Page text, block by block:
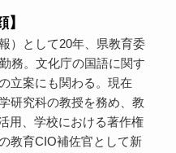
）として20年、県教育委
務。文化庁の国語に関す
立案にも関わる。現在
研究科の教授を務め、教
用、学校における著作権
教育CIO補佐官として新